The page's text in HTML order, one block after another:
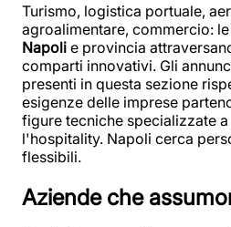
Turismo, logistica portuale,
agroalimentare, commercio: le
Napoli e provincia
comparti innovativi. Gli
presenti in questa sezione
esigenze delle imprese
figure tecniche specializzate
l'hospitality. Napoli cerca
flessibili.
Aziende che